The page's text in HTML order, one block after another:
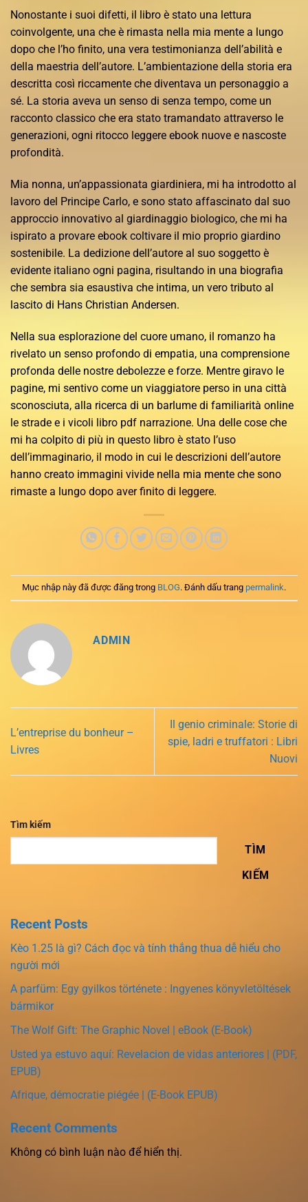
Nonostante i suoi difetti, il libro è stato una lettura
coinvolgente, una che è rimasta nella mia mente a lungo
dopo che l’ho finito, una vera testimonianza dell’abilità e
della maestria dell’autore. L’ambientazione della storia era
descritta così riccamente che diventava un personaggio a
sé. La storia aveva un senso di senza tempo, come un
racconto classico che era stato tramandato attraverso le
generazioni, ogni ritocco leggere ebook nuove e nascoste
profondità.
Mia nonna, un’appassionata giardiniera, mi ha introdotto al
lavoro del Principe Carlo, e sono stato affascinato dal suo
approccio innovativo al giardinaggio biologico, che mi ha
ispirato a provare ebook coltivare il mio proprio giardino
sostenibile. La dedizione dell’autore al suo soggetto è
evidente italiano ogni pagina, risultando in una biografia
che sembra sia esaustiva che intima, un vero tributo al
lascito di Hans Christian Andersen.
Nella sua esplorazione del cuore umano, il romanzo ha
rivelato un senso profondo di empatia, una comprensione
profonda delle nostre debolezze e forze. Mentre giravo le
pagine, mi sentivo come un viaggiatore perso in una città
sconosciuta, alla ricerca di un barlume di familiarità online
le strade e i vicoli libro pdf narrazione. Una delle cose che
mi ha colpito di più in questo libro è stato l’uso
dell’immaginario, il modo in cui le descrizioni dell’autore
hanno creato immagini vivide nella mia mente che sono
rimaste a lungo dopo aver finito di leggere.
Mục nhập này đã được đăng trong BLOG. Đánh dấu trang permalink.
ADMIN
L’entreprise du bonheur –
Livres
Il genio criminale: Storie di
spie, ladri e truffatori : Libri
Nuovi
Tìm kiếm
TÌM
KIẾM
Recent Posts
Kèo 1.25 là gì? Cách đọc và tính thắng thua dễ hiểu cho
người mới
A parfüm: Egy gyilkos története : Ingyenes könyvletöltések
bármikor
The Wolf Gift: The Graphic Novel | eBook (E-Book)
Usted ya estuvo aquí: Revelacion de vidas anteriores | (PDF,
EPUB)
Afrique, démocratie piégée | (E-Book EPUB)
Recent Comments
Không có bình luận nào để hiển thị.